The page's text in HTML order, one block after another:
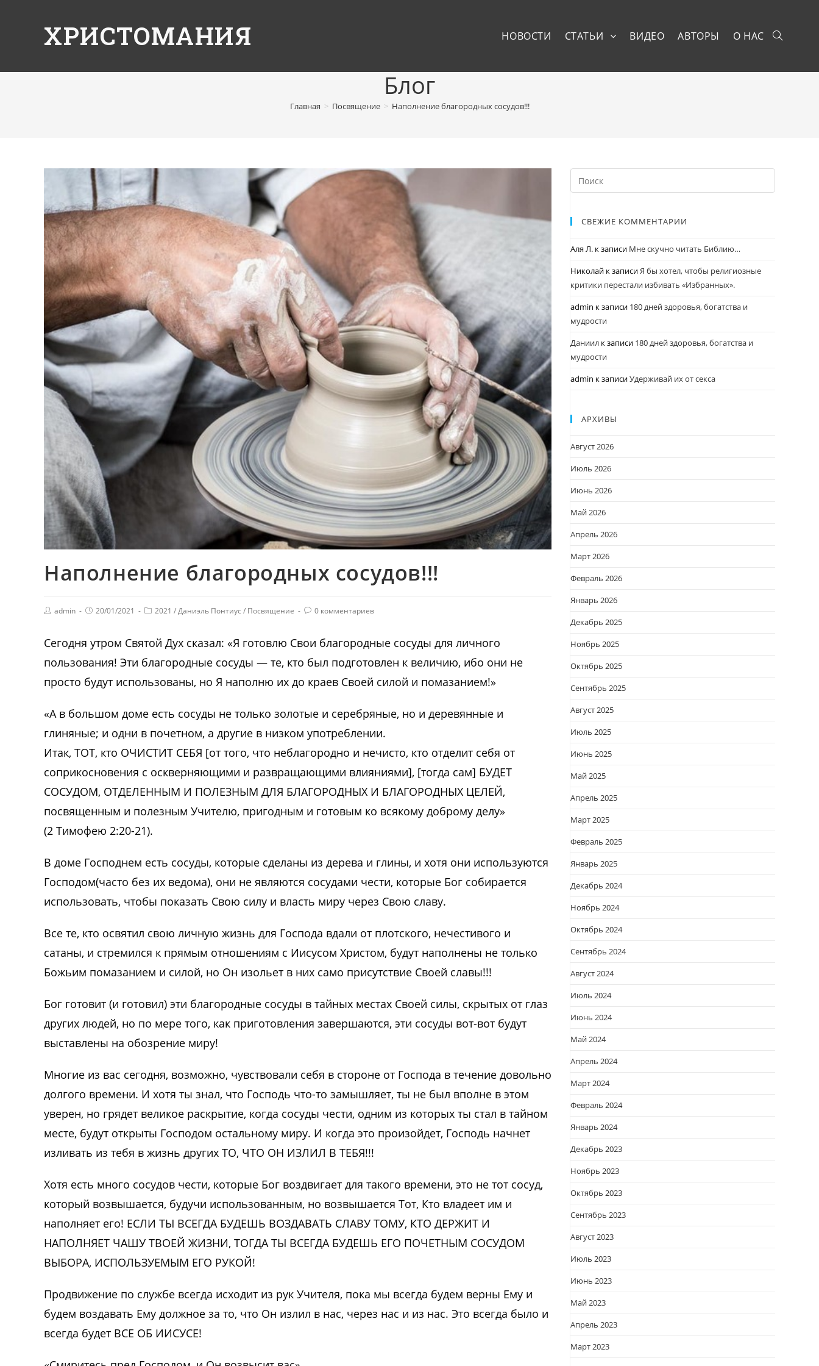
ХРИСТОМАНИЯ НОВОСТИ СТАТЬИ ВИДЕО АВТОРЫ О НАС
Блог
Главная > Посвящение > Наполнение благородных сосудов!!!
Наполнение благородных сосудов!!!
admin 20/01/2021 2021 /Даниэль Понтиус / Посвящение 0 комментариев
Сегодня утром Святой Дух сказал: «Я готовлю Свои благородные сосуды для личного
пользования! Эти благородные сосуды — те, кто был подготовлен к величию, ибо они не
просто будут использованы, но Я наполню их до краев Своей силой и помазанием!»
«А в большом доме есть сосуды не только золотые и серебряные, но и деревянные и
глиняные; и одни в почетном, а другие в низком употреблении.
Итак, ТОТ, кто ОЧИСТИТ СЕБЯ [от того, что неблагородно и нечисто, кто отделит себя от
соприкосновения с оскверняющими и развращающими влияниями], [тогда сам] БУДЕТ
СОСУДОМ, ОТДЕЛЕННЫМ И ПОЛЕЗНЫМ ДЛЯ БЛАГОРОДНЫХ И БЛАГОРОДНЫХ ЦЕЛЕЙ,
посвященным и полезным Учителю, пригодным и готовым ко всякому доброму делу»
(2 Тимофею 2:20-21).
В доме Господнем есть сосуды, которые сделаны из дерева и глины, и хотя они используются
Господом(часто без их ведома), они не являются сосудами чести, которые Бог собирается
использовать, чтобы показать Свою силу и власть миру через Свою славу.
Все те, кто освятил свою личную жизнь для Господа вдали от плотского, нечестивого и
сатаны, и стремился к прямым отношениям с Иисусом Христом, будут наполнены не только
Божьим помазанием и силой, но Он изольет в них само присутствие Своей славы!!!
Бог готовит (и готовил) эти благородные сосуды в тайных местах Своей силы, скрытых от глаз
других людей, но по мере того, как приготовления завершаются, эти сосуды вот-вот будут
выставлены на обозрение миру!
Многие из вас сегодня, возможно, чувствовали себя в стороне от Господа в течение довольно
долгого времени. И хотя ты знал, что Господь что-то замышляет, ты не был вполне в этом
уверен, но грядет великое раскрытие, когда сосуды чести, одним из которых ты стал в тайном
месте, будут открыты Господом остальному миру. И когда это произойдет, Господь начнет
изливать из тебя в жизнь других ТО, ЧТО ОН ИЗЛИЛ В ТЕБЯ!!!
Хотя есть много сосудов чести, которые Бог воздвигает для такого времени, это не тот сосуд,
который возвышается, будучи использованным, но возвышается Тот, Кто владеет им и
наполняет его! ЕСЛИ ТЫ ВСЕГДА БУДЕШЬ ВОЗДАВАТЬ СЛАВУ ТОМУ, КТО ДЕРЖИТ И
НАПОЛНЯЕТ ЧАШУ ТВОЕЙ ЖИЗНИ, ТОГДА ТЫ ВСЕГДА БУДЕШЬ ЕГО ПОЧЕТНЫМ СОСУДОМ
ВЫБОРА, ИСПОЛЬЗУЕМЫМ ЕГО РУКОЙ!
Продвижение по службе всегда исходит из рук Учителя, пока мы всегда будем верны Ему и
будем воздавать Ему должное за то, что Он излил в нас, через нас и из нас. Это всегда было и
всегда будет ВСЕ ОБ ИИСУСЕ!
СВЕЖИЕ КОММЕНТАРИИ
Аля Л. к записи Мне скучно читать Библию…
Николай к записиЯ бы хотел, чтобы религиозные
критики перестали избивать «Избранных».
admin к записи 180 дней здоровья, богатства и
мудрости
Даниил к записи 180 дней здоровья, богатства и
мудрости
admin к записиУдерживай их от секса
АРХИВЫ
Август 2026
Июль 2026
Июнь 2026
Май 2026
Апрель 2026
Март 2026
Февраль 2026
Январь 2026
Декабрь 2025
Ноябрь 2025
Октябрь 2025
Сентябрь 2025
Август 2025
Июль 2025
Июнь 2025
Май 2025
Апрель 2025
Март 2025
Февраль 2025
Январь 2025
Декабрь 2024
Ноябрь 2024
Октябрь 2024
Сентябрь 2024
Август 2024
Июль 2024
Июнь 2024
Май 2024
Апрель 2024
Март 2024
Февраль 2024
Январь 2024
Декабрь 2023
Ноябрь 2023
Октябрь 2023
Сентябрь 2023
Август 2023
Июль 2023
Июнь 2023
Май 2023
Апрель 2023
Март 2023